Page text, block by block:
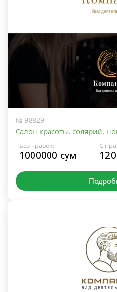
№ 98829
Салон красоты, солярий,
Без правок:
1000000 сум
С